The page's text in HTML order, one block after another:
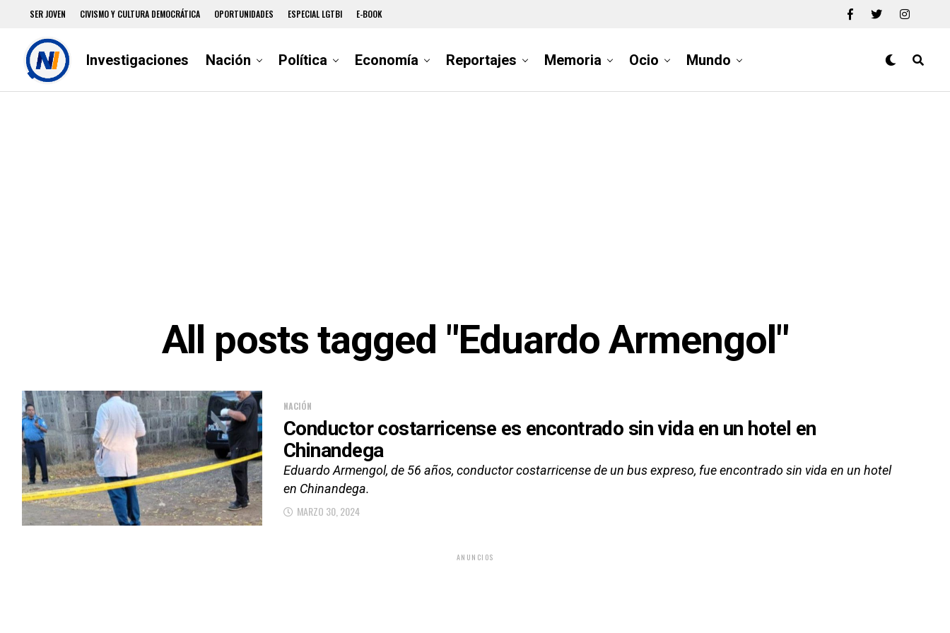
SER JOVEN CIVISMO Y CULTURA DEMOCRÁTICA OPORTUNIDADES ESPECIAL LGTBI E-BOOK
Investigaciones Nación Política Economía Reportajes Memoria Ocio Mundo
All posts tagged "Eduardo Armengol"
NACIÓN
Conductor costarricense es encontrado sin vida en un hotel en
Chinandega
Eduardo Armengol, de 56 años, conductor costarricense de un bus expreso, fue encontrado sin vida en un hotel
en Chinandega.
MARZO 30, 2024
ANUNCIOS